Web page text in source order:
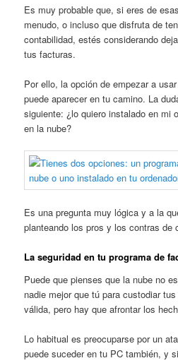
Es muy probable que, si eres de
menudo, o incluso que disfruta de
contabilidad, estés considerando
tus facturas.
Por ello, la opción de empezar a
puede aparecer en tu camino. La
siguiente: ¿lo quiero instalado en mi
en la nube?
Es una pregunta muy lógica y a la
planteando los pros y los contras de
La seguridad en tu programa de
Puede que pienses que la nube no
nadie mejor que tú para custodiar
válida, pero hay que afrontar los
Lo habitual es preocuparse por un
puede suceder en tu PC también, y